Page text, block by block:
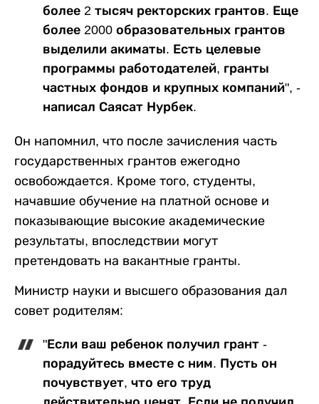
более 2 тысяч ректорских грантов. Еще
более 2000 образовательных грантов
выделили акиматы. Есть целевые
программы работодателей, гранты
частных фондов и крупных компаний", -
написал Саясат Нурбек.
Он напомнил, что после зачисления часть
государственных грантов ежегодно
освобождается. Кроме того, студенты,
начавшие обучение на платной основе и
показывающие высокие академические
результаты, впоследствии могут
претендовать на вакантные гранты.
Министр науки и высшего образования дал
совет родителям:
"Если ваш ребенок получил грант -
порадуйтесь вместе с ним. Пусть он
почувствует, что его труд